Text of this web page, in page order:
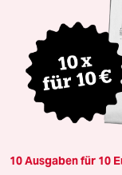
10 Ausgaben für 10